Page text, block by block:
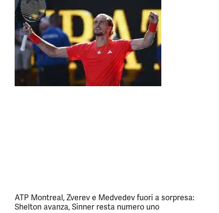
ATP Montreal, Zverev e Medvedev fuori a sorpresa:
Shelton avanza, Sinner resta numero uno